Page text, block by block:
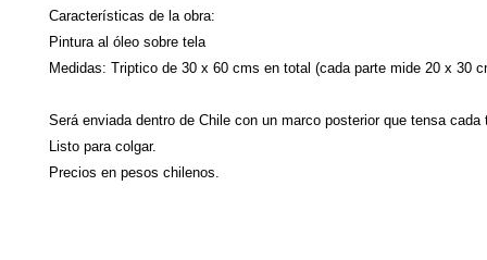
Características de la obra:
Pintura al óleo sobre tela
Medidas: Triptico de 30 x 60 cms en total (cada parte mide 20 x 30
Será enviada dentro de Chile con un marco posterior que tensa cada
Listo para colgar.
Precios en pesos chilenos.